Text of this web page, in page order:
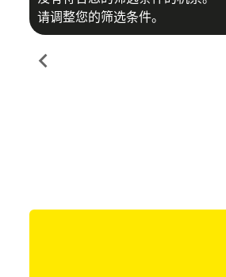
请调整您的筛选条件。
chevron_left